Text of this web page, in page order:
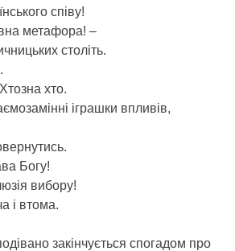
співу!
метафора! –
століть.
хто.
іграшки впливів,
Богу!
вибору!
і втома.
закінчується спогадом про